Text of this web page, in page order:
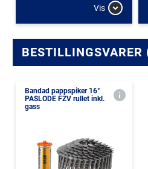
Vis
Bandad pappspiker 16°
PASLODE FZV rullet inkl.
gass